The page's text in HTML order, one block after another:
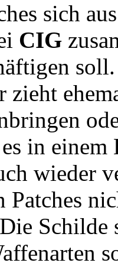
sich
CIG
zieht
in
wieder
Patches